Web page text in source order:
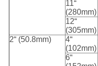
11“
(280mm)
12“
(305mm)
2“ (50.8mm)
4“
(102mm)
6“